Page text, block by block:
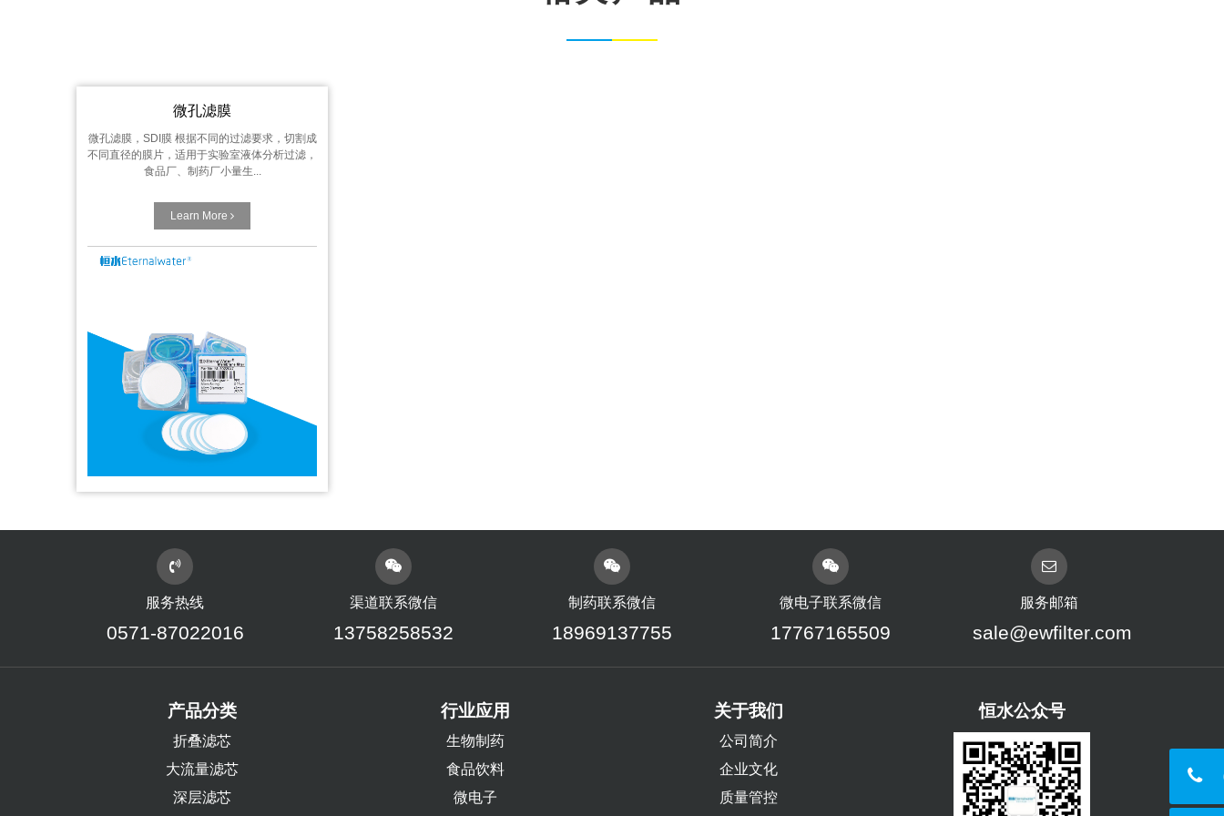
微孔滤膜
微孔滤膜，SDI膜 根据不同的过滤要求，切割成
不同直径的膜片，适用于实验室液体分析过滤，
食品厂、制药厂小量生...
Learn More
服务热线
0571-87022016
渠道联系微信
13758258532
制药联系微信
18969137755
微电子联系微信
17767165509
服务邮箱
sale@ewfilter.com
产品分类
折叠滤芯
大流量滤芯
深层滤芯
行业应用
生物制药
食品饮料
微电子
关于我们
公司简介
企业文化
质量管控
恒水公众号